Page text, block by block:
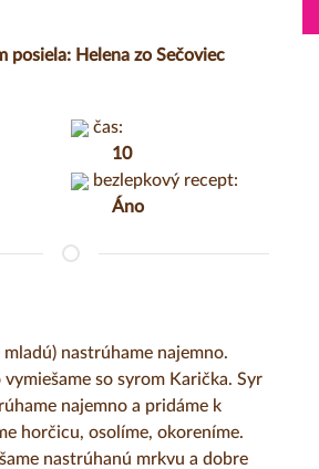
posiela: Helena zo Sečoviec
čas:
10
bezlepkový recept:
Áno
nastrúhame najemno.
so syrom Karička. Syr
najemno a pridáme k
horčicu, osolíme, okoreníme.
nastrúhanú mrkvu a dobre